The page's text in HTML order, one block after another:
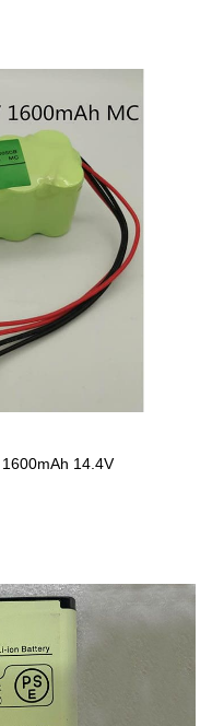
1600mAh 14.4V